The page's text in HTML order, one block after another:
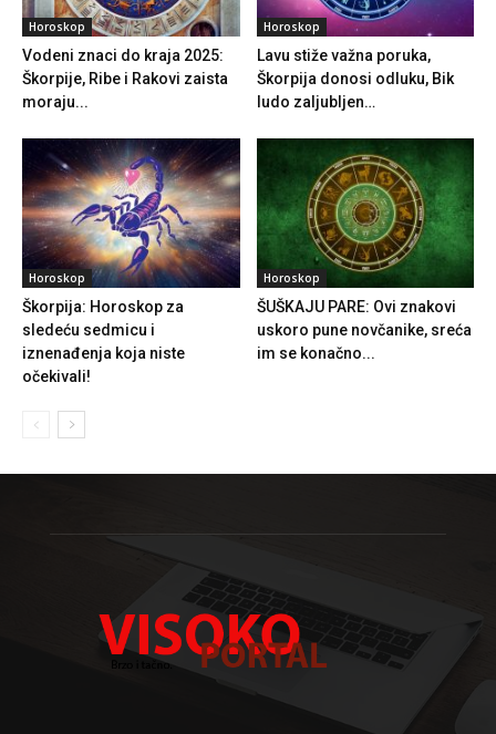
Horoskop
Vodeni znaci do kraja 2025:
Škorpije, Ribe i Rakovi zaista
moraju...
Horoskop
Lavu stiže važna poruka,
Škorpija donosi odluku, Bik
ludo zaljubljen…
Horoskop
Škorpija: Horoskop za
sledeću sedmicu i
iznenađenja koja niste
očekivali!
Horoskop
ŠUŠKAJU PARE: Ovi znakovi
uskoro pune novčanike, sreća
im se konačno...